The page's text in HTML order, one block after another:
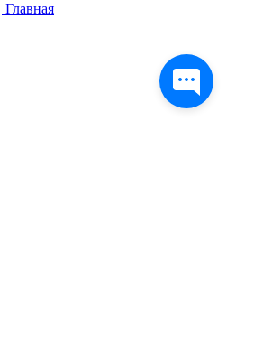
Главная